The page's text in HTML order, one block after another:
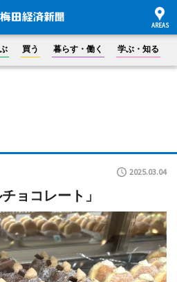
買う 暮らす・働く 学ぶ・知る
2025.03.04
ョコレート」